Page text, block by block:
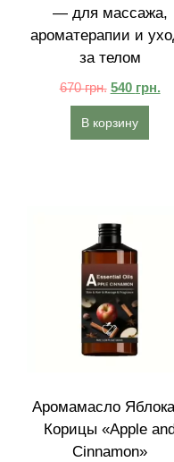
— для массажа,
ароматерапии и
за телом
670грн. 540 грн.
В корзину
Аромамасло
Корицы «Apple and
Cinnamon»